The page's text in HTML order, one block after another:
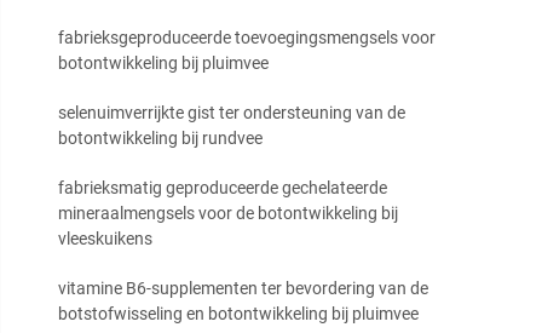
fabrieksgeproduceerde toevoegingsmengsels voor
botontwikkeling bij pluimvee
selenuimverrijkte gist ter ondersteuning van de
botontwikkeling bij rundvee
fabrieksmatig geproduceerde gechelateerde
mineraalmengsels voor de botontwikkeling bij
vleeskuikens
vitamine B6-supplementen ter bevordering van de
botstofwisseling en botontwikkeling bij pluimvee